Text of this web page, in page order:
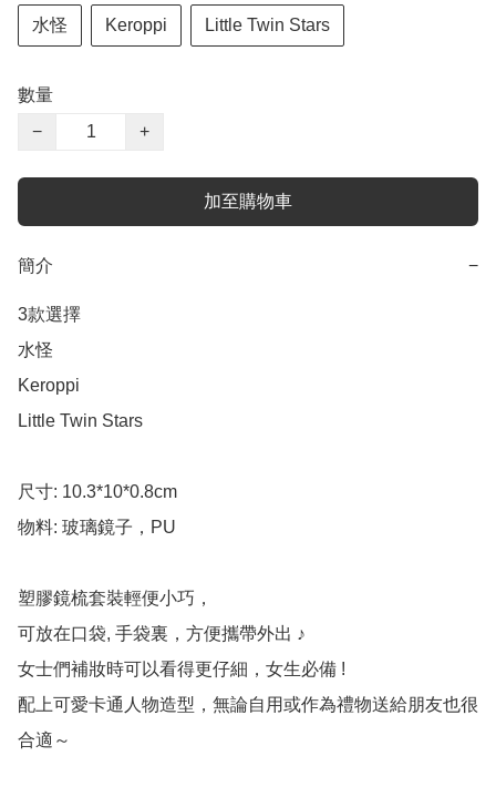
水怪 Keroppi Little Twin Stars
數量
−
+
加至購物車
簡介 −
3款選擇
水怪
Keroppi
Little Twin Stars
尺寸: 10.3*10*0.8cm
物料: 玻璃鏡子，PU
塑膠鏡梳套裝輕便小巧，
可放在口袋, 手袋裏，方便攜帶外出 ♪
女士們補妝時可以看得更仔細，女生必備 !
配上可愛卡通人物造型，無論自用或作為禮物送給朋友也很
合適～